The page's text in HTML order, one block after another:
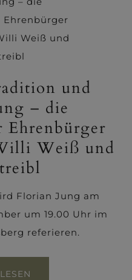
und
– die
Ehrenbürger
Weiß und
Florian Jung am
um 19.00 Uhr im
referieren.